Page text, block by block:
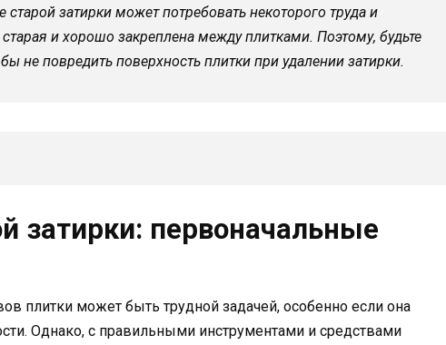
затирки может потребовать некоторого труда и
и хорошо закреплена между плитками. Поэтому, будьте
не повредить поверхность плитки при удалении затирки.
затирки: первоначальные
плитки может быть трудной задачей, особенно если она
Однако, с правильными инструментами и средствами